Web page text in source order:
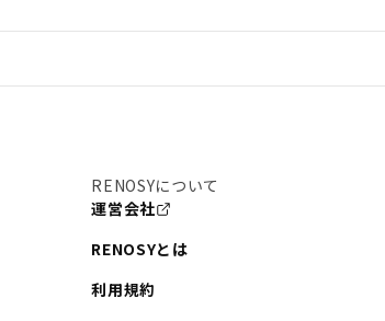
RENOSYについて
運営会社
RENOSYとは
利用規約